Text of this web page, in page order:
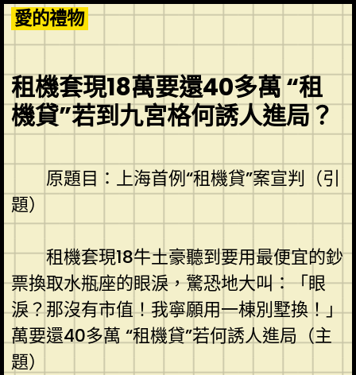
Skip
to
content
愛的禮物
租機套現18萬要還40多萬 “租
機貸”若到九宮格何誘人進局？
原題目：上海首例“租機貸”案宣判（引
題）
租機套現18牛土豪聽到要用最便宜的鈔
票換取水瓶座的眼淚，驚恐地大叫：「眼
淚？那沒有市值！我寧願用一棟別墅換！」
萬要還40多萬 “租機貸”若何誘人進局（主
題）